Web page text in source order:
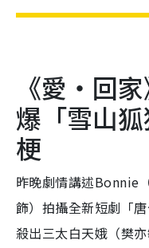
《愛‧回
爆「雪山狐
梗
昨晚劇情講述Bonnie
飾）拍攝全新短劇「
殺出三太白天娥（樊